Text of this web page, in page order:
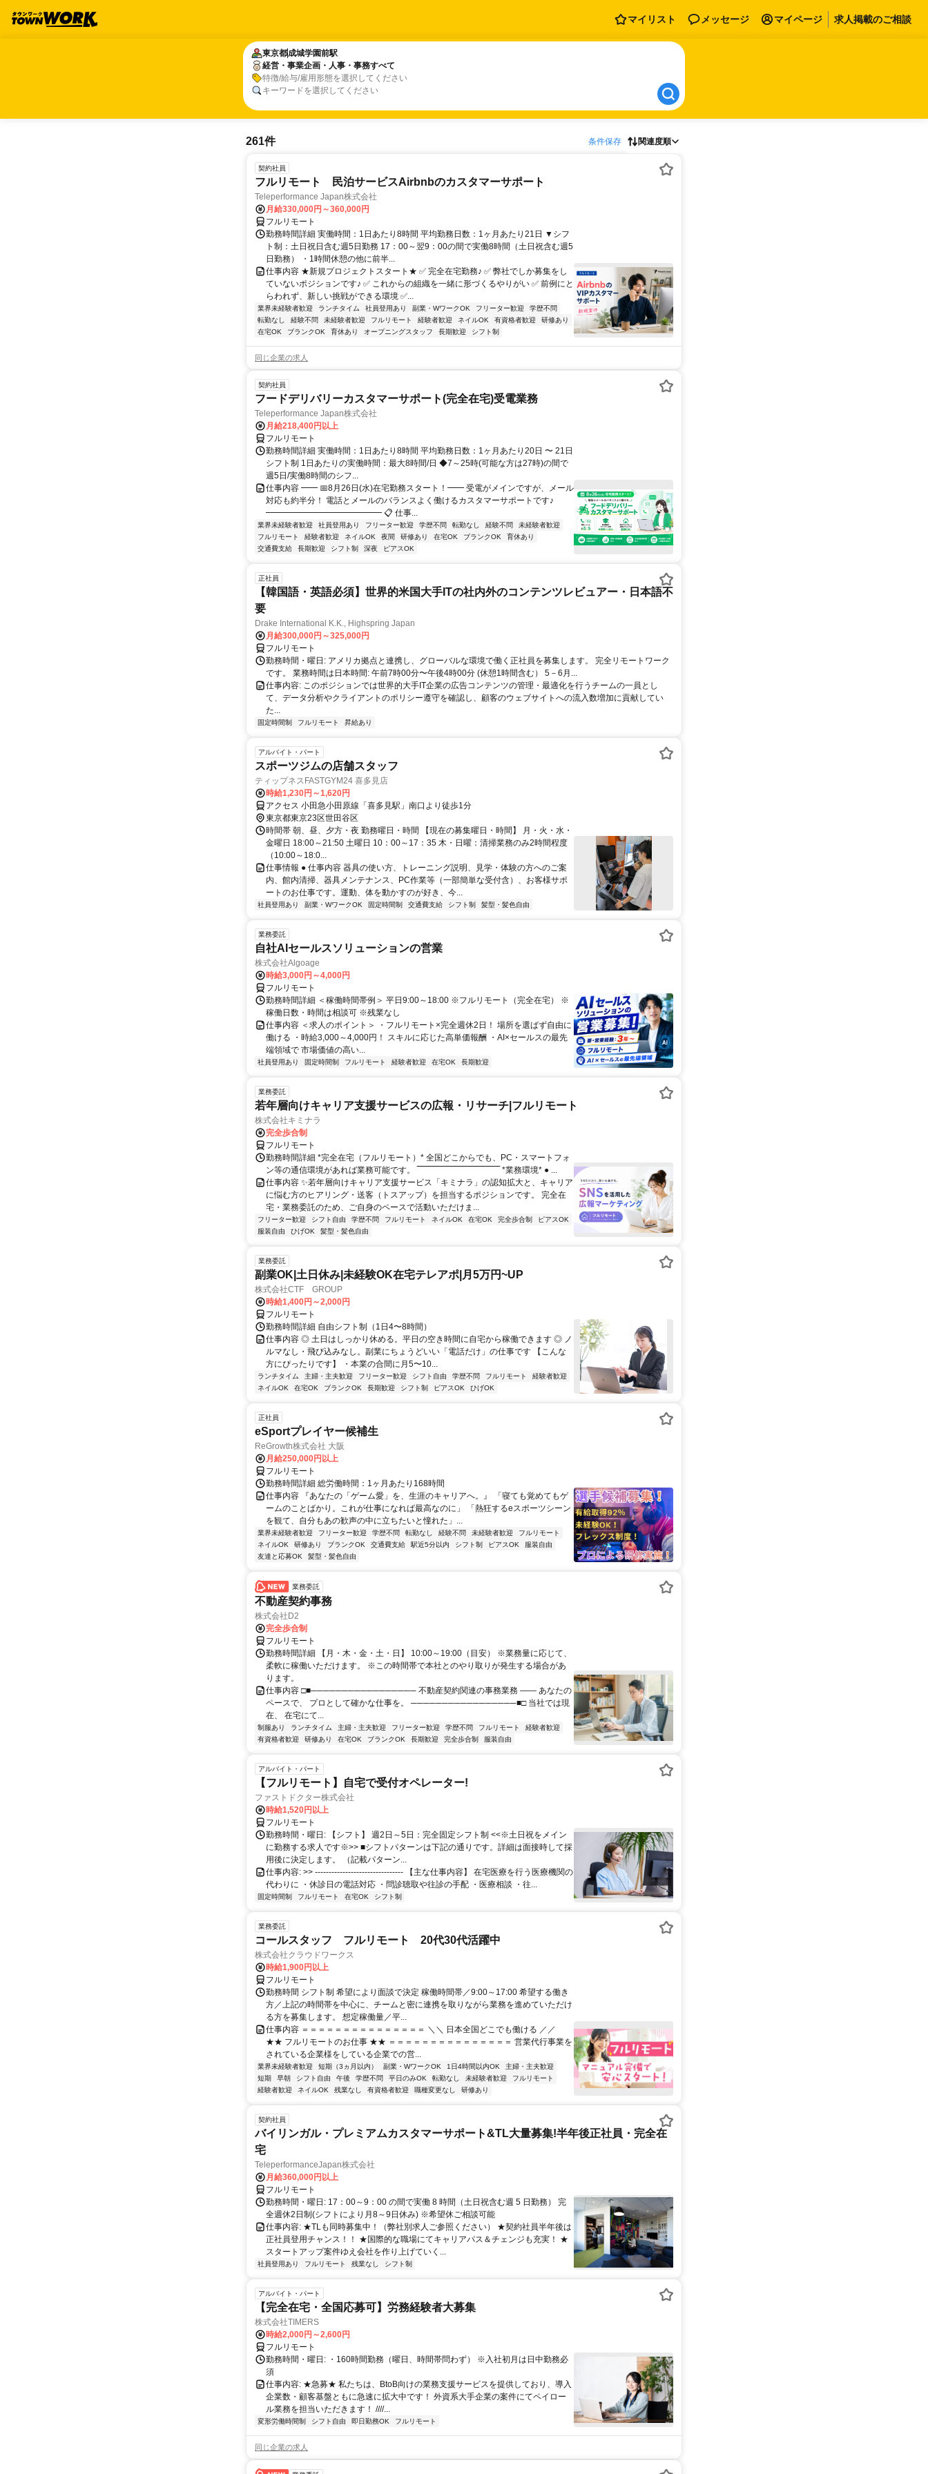
マイリスト メッセージ マイページ 求人掲載のご相談
東京都成城学園前駅
経営・事業企画・人事・事務すべて
特徴/給与/雇用形態を選択してください
キーワードを選択してください
東京都成城学園前駅
経営・事業企画・人事・事務すべて
261件 条件保存 関連度順
契約社員
フルリモート 民泊サービスAirbnbのカスタマーサポート
Teleperformance Japan株式会社
月給330,000円～360,000円
フルリモート
勤務時間詳細 実働時間：1日あたり8時間 平均勤務日数：1ヶ月あたり21日 ▼シフ
ト制：土日祝日含む週5日勤務 17：00～翌9：00の間で実働8時間（土日祝含む週5
日勤務） ・1時間休憩の他に前半...
仕事内容 ★新規プロジェクトスタート★ ✅ 完全在宅勤務♪ ✅ 弊社でしか募集をし
ていないポジションです♪ ✅ これからの組織を一緒に形づくるやりがい ✅ 前例にと
らわれず、新しい挑戦ができる環境 ✅...
業界未経験者歓迎 ランチタイム 社員登用あり 副業・WワークOK フリーター歓迎
学歴不問
転勤なし
経験不問 未経験者歓迎 フルリモート 経験者歓迎 ネイルOK 有資格者歓迎
研修あり
在宅OK
ブランクOK 育休あり オープニングスタッフ 長期歓迎 シフト制
同じ企業の求人
契約社員
フードデリバリーカスタマーサポート(完全在宅)受電業務
Teleperformance Japan株式会社
月給218,400円以上
フルリモート
勤務時間詳細 実働時間：1日あたり8時間 平均勤務日数：1ヶ月あたり20日 〜 21日
シフト制 1日あたりの実働時間：最大8時間/日 ◆7～25時(可能な方は27時)の間で
週5日/実働8時間のシフ...
仕事内容 ━━ 📅8月26日(水)在宅勤務スタート！━━ 受電がメインですが、メール
対応も約半分！ 電話とメールのバランスよく働けるカスタマーサポートです♪
━━━━━━━━━━━━━━ 📋 仕事...
業界未経験者歓迎 社員登用あり フリーター歓迎 学歴不問 転勤なし 経験不問
未経験者歓迎
フルリモート
経験者歓迎 ネイルOK 夜間 研修あり 在宅OK ブランクOK
育休あり
交通費支給
長期歓迎 シフト制 深夜 ピアスOK
正社員
【韓国語・英語必須】世界的米国大手ITの社内外のコンテンツレビュアー・日本語不
要
Drake International K.K., Highspring Japan
月給300,000円～325,000円
フルリモート
勤務時間・曜日: アメリカ拠点と連携し、グローバルな環境で働く正社員を募集します。 完全リモートワーク
です。 業務時間は日本時間: 午前7時00分〜午後4時00分 (休憩1時間含む） 5－6月...
仕事内容: このポジションでは世界的大手IT企業の広告コンテンツの管理・最適化を行うチームの一員とし
て、データ分析やクライアントのポリシー遵守を確認し、顧客のウェブサイトへの流入数増加に貢献してい
た...
固定時間制 フルリモート 昇給あり
アルバイト・パート
スポーツジムの店舗スタッフ
ティップネスFASTGYM24 喜多見店
時給1,230円～1,620円
アクセス 小田急小田原線「喜多見駅」南口より徒歩1分
東京都東京23区世田谷区
時間帯 朝、昼、夕方・夜 勤務曜日・時間 【現在の募集曜日・時間】 月・火・水・
金曜日 18:00～21:50 土曜日 10：00～17：35 木・日曜：清掃業務のみ2時間程度
（10:00～18:0...
仕事情報 ● 仕事内容 器具の使い方、トレーニング説明、見学・体験の方へのご案
内、館内清掃、器具メンテナンス、PC作業等（一部簡単な受付含）、お客様サポ
ートのお仕事です。運動、体を動かすのが好き、今...
社員登用あり 副業・WワークOK 固定時間制 交通費支給 シフト制 髪型・髪色自由
業務委託
自社AIセールスソリューションの営業
株式会社Algoage
時給3,000円～4,000円
フルリモート
勤務時間詳細 ＜稼働時間帯例＞ 平日9:00～18:00 ※フルリモート（完全在宅） ※
稼働日数・時間は相談可 ※残業なし
仕事内容 ＜求人のポイント＞ ・フルリモート×完全週休2日！ 場所を選ばず自由に
働ける ・時給3,000～4,000円！ スキルに応じた高単価報酬 ・AI×セールスの最先
端領域で 市場価値の高い...
社員登用あり 固定時間制 フルリモート 経験者歓迎 在宅OK 長期歓迎
業務委託
若年層向けキャリア支援サービスの広報・リサーチ|フルリモート
株式会社キミナラ
完全歩合制
フルリモート
勤務時間詳細 *完全在宅（フルリモート）* 全国どこからでも、PC・スマートフォ
ン等の通信環境があれば業務可能です。 ‾‾‾‾‾‾‾‾‾‾‾‾‾‾‾‾‾‾‾‾‾‾‾‾‾‾‾‾‾‾ *業務環境* ● ...
仕事内容 ✨若年層向けキャリア支援サービス「キミナラ」の認知拡大と、キャリア
に悩む方のヒアリング・送客（トスアップ）を担当するポジションです。 完全在
宅・業務委託のため、ご自身のペースで活動いただけま...
フリーター歓迎 シフト自由 学歴不問 フルリモート ネイルOK 在宅OK 完全歩合制
ピアスOK
服装自由
ひげOK 髪型・髪色自由
業務委託
副業OK|土日休み|未経験OK在宅テレアポ|月5万円~UP
株式会社CTF GROUP
時給1,400円～2,000円
フルリモート
勤務時間詳細 自由シフト制（1日4〜8時間）
仕事内容 ◎ 土日はしっかり休める。平日の空き時間に自宅から稼働できます ◎ ノ
ルマなし・飛び込みなし。副業にちょうどいい「電話だけ」の仕事です 【こんな
方にぴったりです】 ・本業の合間に月5〜10...
ランチタイム 主婦・主夫歓迎 フリーター歓迎 シフト自由 学歴不問 フルリモート
経験者歓迎
ネイルOK
在宅OK ブランクOK 長期歓迎 シフト制 ピアスOK ひげOK
正社員
eSportプレイヤー候補生
ReGrowth株式会社 大阪
月給250,000円以上
フルリモート
勤務時間詳細 総労働時間：1ヶ月あたり168時間
仕事内容 『あなたの「ゲーム愛」を、生涯のキャリアへ。』 「寝ても覚めてもゲ
ームのことばかり。これが仕事になれば最高なのに」 「熱狂するeスポーツシーン
を観て、自分もあの歓声の中に立ちたいと憧れた」...
業界未経験者歓迎 フリーター歓迎 学歴不問 転勤なし 経験不問 未経験者歓迎
フルリモート
ネイルOK
研修あり ブランクOK 交通費支給 駅近5分以内 シフト制 ピアスOK
服装自由
友達と応募OK
髪型・髪色自由
業務委託
不動産契約事務
株式会社D2
完全歩合制
フルリモート
勤務時間詳細 【月・木・金・土・日】 10:00～19:00（目安） ※業務量に応じて、
柔軟に稼働いただけます。 ※この時間帯で本社とのやり取りが発生する場合があ
ります。
仕事内容 □■───────────────── 不動産契約関連の事務業務 ―― あなたの
ペースで、 プロとして確かな仕事を。 ─────────────────■□ 当社では現
在、 在宅にて...
制服あり ランチタイム 主婦・主夫歓迎 フリーター歓迎 学歴不問 フルリモート
経験者歓迎
有資格者歓迎
研修あり 在宅OK ブランクOK 長期歓迎 完全歩合制 服装自由
アルバイト・パート
【フルリモート】自宅で受付オペレーター!
ファストドクター株式会社
時給1,520円以上
フルリモート
勤務時間・曜日: 【シフト】 週2日～5日：完全固定シフト制 <<※土日祝をメイン
に勤務する求人です※>> ■シフトパターンは下記の通りです。詳細は面接時して採
用後に決定します。 （記載パターン...
仕事内容: >> -------------------------------- 【主な仕事内容】 在宅医療を行う医療機関の
代わりに ・休診日の電話対応 ・問診聴取や往診の手配 ・医療相談 ・往...
固定時間制 フルリモート 在宅OK シフト制
業務委託
コールスタッフ フルリモート 20代30代活躍中
株式会社クラウドワークス
時給1,900円以上
フルリモート
勤務時間 シフト制 希望により面談で決定 稼働時間帯／9:00～17:00 希望する働き
方／上記の時間帯を中心に、チームと密に連携を取りながら業務を進めていただけ
る方を募集します。 想定稼働量／平...
仕事内容 ＝＝＝＝＝＝＝＝＝＝＝＝＝＝＝ ＼＼ 日本全国どこでも働ける ／／
★★ フルリモートのお仕事 ★★ ＝＝＝＝＝＝＝＝＝＝＝＝＝＝＝ 営業代行事業を
されている企業様をしている企業での営...
業界未経験者歓迎 短期（3ヵ月以内） 副業・WワークOK 1日4時間以内OK
主婦・主夫歓迎
短期
早朝 シフト自由 午後 学歴不問 平日のみOK 転勤なし 未経験者歓迎
フルリモート
経験者歓迎
ネイルOK 残業なし 有資格者歓迎 職種変更なし 研修あり
契約社員
バイリンガル・プレミアムカスタマーサポート&TL大量募集!半年後正社員・完全在
宅
TeleperformanceJapan株式会社
月給360,000円以上
フルリモート
勤務時間・曜日: 17：00～9：00 の間で実働 8 時間（土日祝含む週 5 日勤務） 完
全週休2日制(シフトにより月8～9日休み) ※希望休ご相談可能
仕事内容: ★TLも同時募集中！（弊社別求人ご参照ください） ★契約社員半年後は
正社員登用チャンス！！ ★国際的な職場にてキャリアパス＆チェンジも充実！ ★
スタートアップ案件ゆえ会社を作り上げていく...
社員登用あり フルリモート 残業なし シフト制
アルバイト・パート
【完全在宅・全国応募可】労務経験者大募集
株式会社TIMERS
時給2,000円～2,600円
フルリモート
勤務時間・曜日: ・160時間勤務（曜日、時間帯問わず） ※入社初月は日中勤務必
須
仕事内容: ★急募★ 私たちは、BtoB向けの業務支援サービスを提供しており、導入
企業数・顧客基盤ともに急速に拡大中です！ 外資系大手企業の案件にてペイロー
ル業務を担当いただきます！ ////...
変形労働時間制 シフト自由 即日勤務OK フルリモート
同じ企業の求人